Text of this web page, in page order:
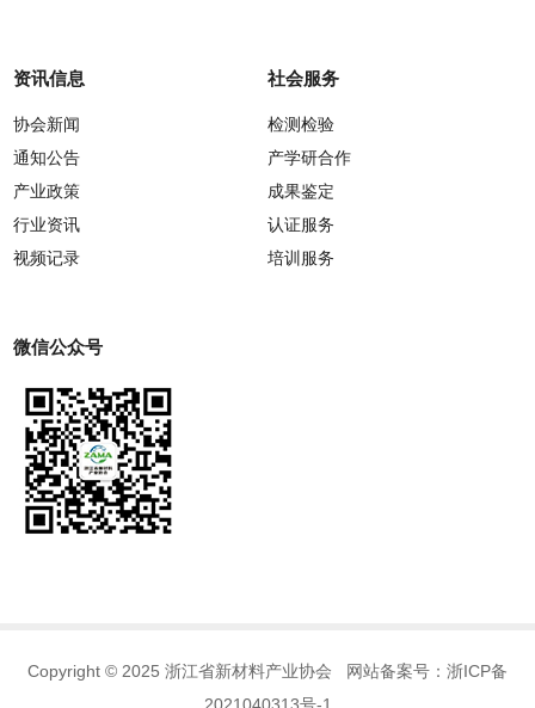
资讯信息
协会新闻
通知公告
产业政策
行业资讯
视频记录
社会服务
检测检验
产学研合作
成果鉴定
认证服务
培训服务
微信公众号
Copyright © 2025 浙江省新材料产业协会 网站备案号： 浙ICP备
2021040313号-1